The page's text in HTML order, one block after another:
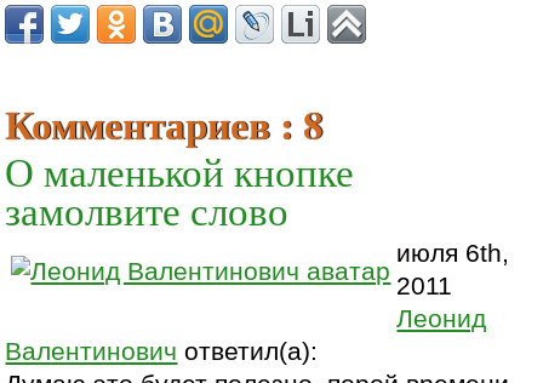
Комментариев : 8
О маленькой кнопке
замолвите слово
июля 6th,
2011
Леонид
Валентинович ответил(а):